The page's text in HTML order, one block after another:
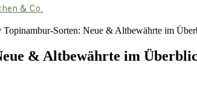
& Co.
Topinambur-Sorten: Neue & Altbewährte im
& Altbewährte im